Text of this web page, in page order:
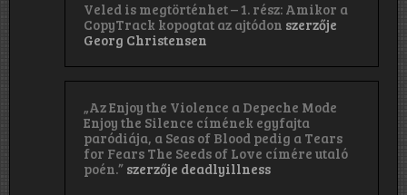
Veled is megtörténhet – 1. rész: Amikor a
CopyTrack kopogtat az ajtódon szerzője
Georg Christensen
„Az Enjoy the Violence a Depeche Mode
Enjoy the Silence címének egyfajta
paródiája, a Seas of Blood pedig a Tears
for Fears The Seeds of Love címére utaló
poén.” szerzője deadlyillness